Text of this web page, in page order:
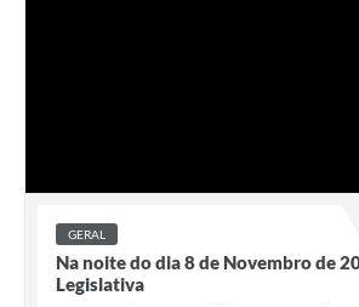
GERAL
Na noite do dia 8 de Novembro de
Legislativa